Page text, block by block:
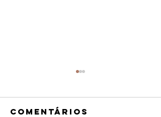
Comentários